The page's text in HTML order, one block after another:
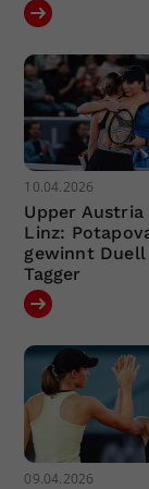
10.04.2026
Upper Austria
Linz:
gewinnt
Tagger
09.04.2026